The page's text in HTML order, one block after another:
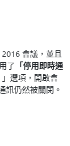
會議，並且
了 「停用即時通
」選項，開啟會
訊仍然被關閉。